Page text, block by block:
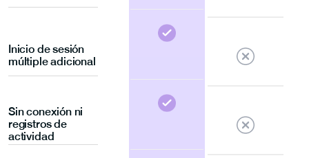
Inicio de sesión
múltiple adicional
Sin conexión ni
registros de
actividad